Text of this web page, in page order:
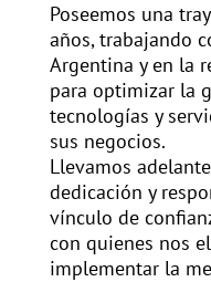
Poseemos una
años, trabajando
Argentina y en la
para optimizar la
tecnologías y
sus negocios.
Llevamos
dedicación y
vínculo de
con quienes nos
implementar la